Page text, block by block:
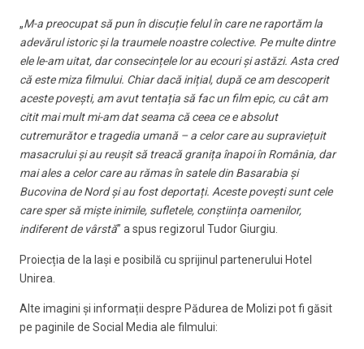
„M-a preocupat să pun în discuție felul în care ne raportăm la
adevărul istoric și la traumele noastre colective. Pe multe dintre
ele le-am uitat, dar consecințele lor au ecouri și astăzi. Asta cred
că este miza filmului. Chiar dacă inițial, după ce am descoperit
aceste povești, am avut tentația să fac un film epic, cu cât am
citit mai mult mi-am dat seama că ceea ce e absolut
cutremurător e tragedia umană – a celor care au supraviețuit
masacrului și au reușit să treacă granița înapoi în România, dar
mai ales a celor care au rămas în satele din Basarabia și
Bucovina de Nord și au fost deportați. Aceste povești sunt cele
care sper să miște inimile, sufletele, conștiința oamenilor,
indiferent de vârstă” a spus regizorul Tudor Giurgiu.
Proiecția de la Iași e posibilă cu sprijinul partenerului Hotel
Unirea.
Alte imagini și informații despre Pădurea de Molizi pot fi găsit
pe paginile de Social Media ale filmului: